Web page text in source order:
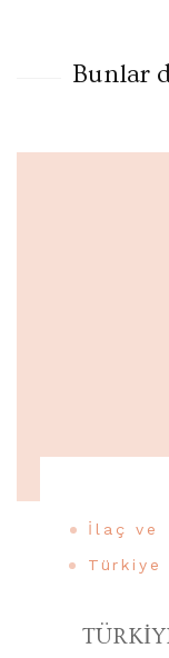
Bunlar
İlaç ve
Türkiye